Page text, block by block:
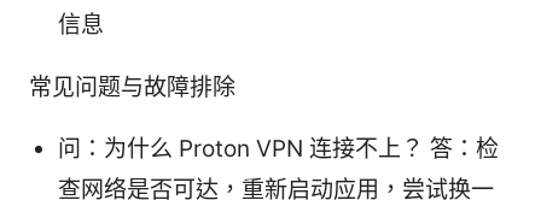
信息
常见问题与故障排除
问：为什么 Proton VPN 连接不上？ 答：检
查网络是否可达，重新启动应用，尝试换一